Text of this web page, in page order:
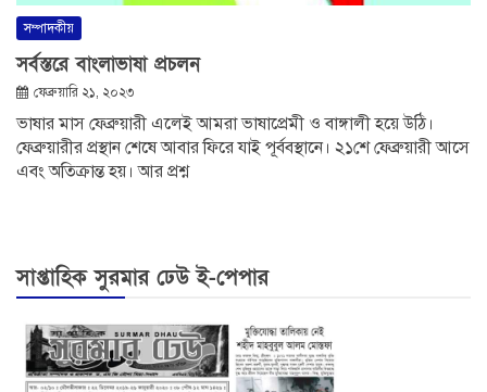
সম্পাদকীয়
সর্বস্তরে বাংলাভাষা প্রচলন
ফেব্রুয়ারি ২১, ২০২৩
ভাষার মাস ফেব্রুয়ারী এলেই আমরা ভাষাপ্রেমী ও বাঙ্গালী হয়ে উঠি।
ফেব্রুয়ারীর প্রস্থান শেষে আবার ফিরে যাই পূর্ববস্থানে। ২১শে ফেব্রুয়ারী আসে
এবং অতিক্রান্ত হয়। আর প্রশ্ন
সাপ্তাহিক সুরমার ঢেউ ই-পেপার